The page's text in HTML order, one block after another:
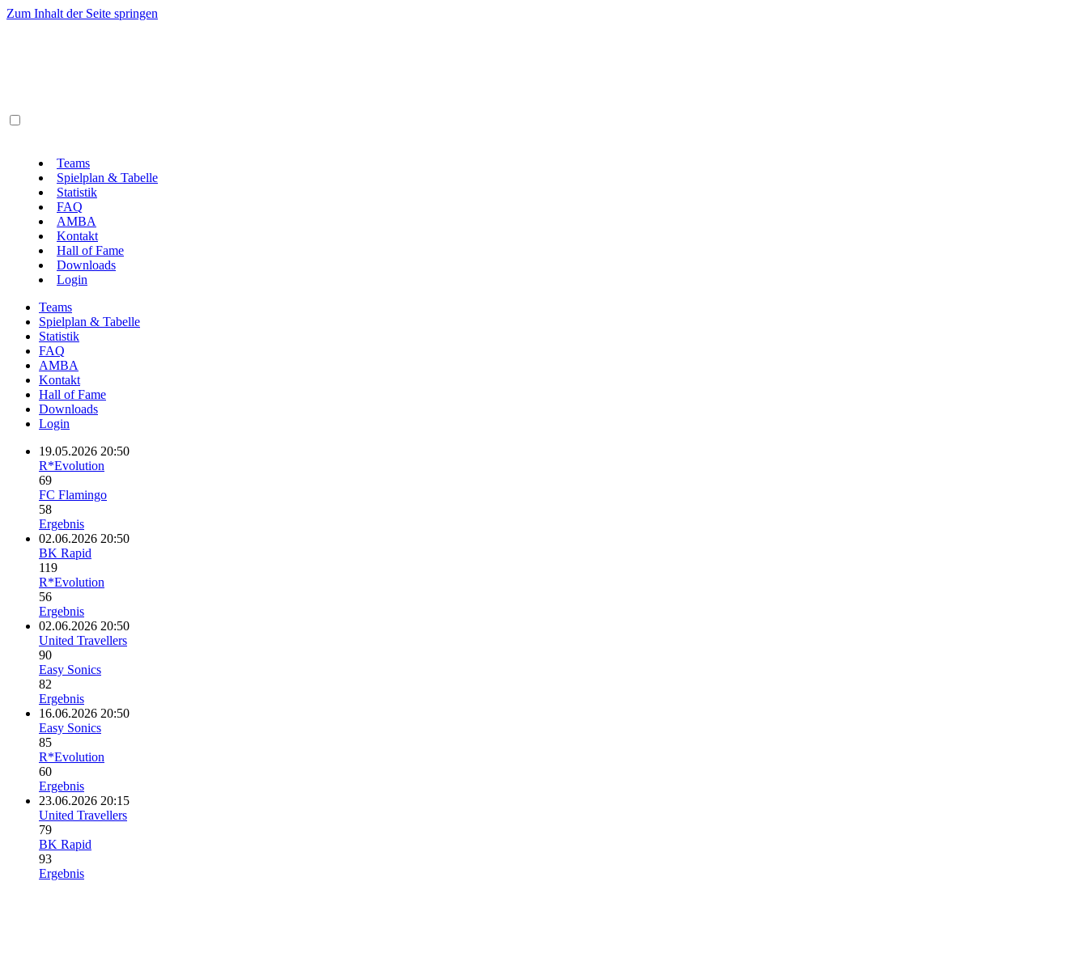
Zum Inhalt der Seite springen
Teams
Spielplan & Tabelle
Statistik
FAQ
AMBA
Kontakt
Hall of Fame
Downloads
Login
Teams
Spielplan & Tabelle
Statistik
FAQ
AMBA
Kontakt
Hall of Fame
Downloads
Login
19.05.2026 20:50
R*Evolution
69
FC Flamingo
58
Ergebnis
02.06.2026 20:50
BK Rapid
119
R*Evolution
56
Ergebnis
02.06.2026 20:50
United Travellers
90
Easy Sonics
82
Ergebnis
16.06.2026 20:50
Easy Sonics
85
R*Evolution
60
Ergebnis
23.06.2026 20:15
United Travellers
79
BK Rapid
93
Ergebnis